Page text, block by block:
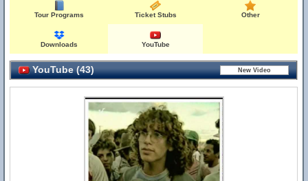
Tour Programs Ticket Stubs Other
Downloads YouTube
YouTube (43)